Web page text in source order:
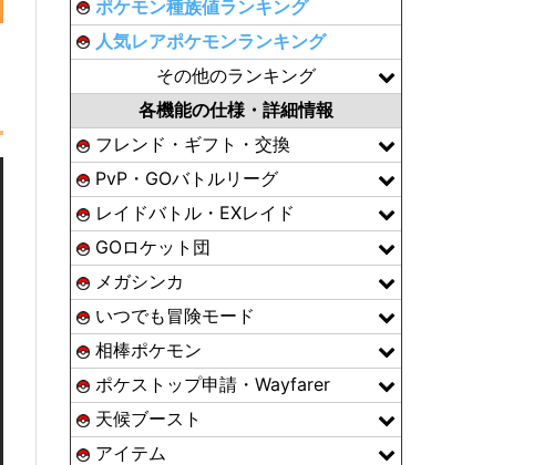
ポケモン種族値ランキング
人気レアポケモンランキング
その他のランキング
各機能の仕様・詳細情報
フレンド・ギフト・交換
PvP・GOバトルリーグ
レイドバトル・EXレイド
GOロケット団
メガシンカ
いつでも冒険モード
相棒ポケモン
ポケストップ申請・Wayfarer
天候ブースト
アイテム